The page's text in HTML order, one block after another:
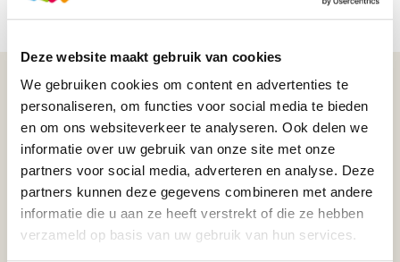
Deze website maakt gebruik van cookies
We gebruiken cookies om content en advertenties te
personaliseren, om functies voor social media te bieden
en om ons websiteverkeer te analyseren. Ook delen we
informatie over uw gebruik van onze site met onze
partners voor social media, adverteren en analyse. Deze
partners kunnen deze gegevens combineren met andere
informatie die u aan ze heeft verstrekt of die ze hebben
verzameld op basis van uw gebruik van hun services.
WIJ STAAN VOOR JE KLAAR!
033-4483000
Maandag t/m vrijdag | 08.00 - 17.00 uur